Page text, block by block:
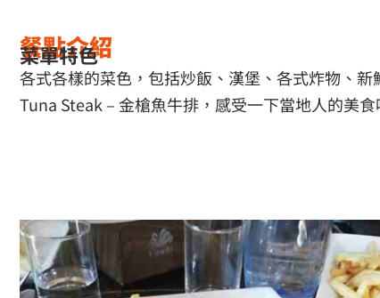
餐點介紹
菜單特色
各式各樣的菜色，包括炒飯、漢堡、各式炸物、
Tuna Steak – 金槍魚牛排，感受一下當地人的美食